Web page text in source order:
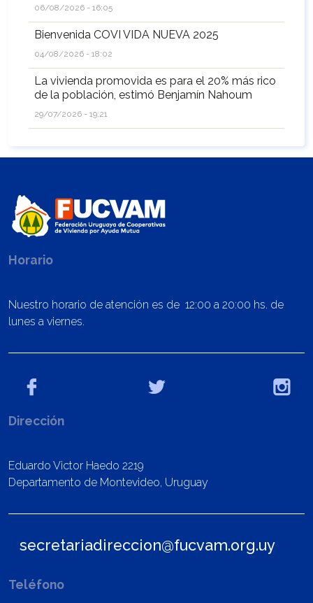
06/08/2026 - 16:05
Bienvenida COVI VIDA NUEVA 2025
04/08/2026 - 18:02
La vivienda promovida es para el 20% más rico
de la población, estimó Benjamín Nahoum
29/07/2026 - 19:21
Horario
Nuestro horario de atención es de 12:00 a 20:00 hs. de
lunes a viernes.
Dirección
Eduardo Victor Haedo 2219
Departamento de Montevideo, Uruguay
secretariadireccion@fucvam.org.uy
Teléfono